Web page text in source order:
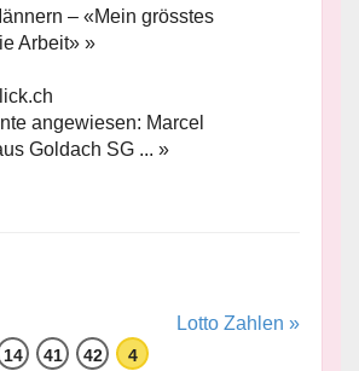
– «Mein grösstes
Arbeit» »
angewiesen: Marcel
Goldach SG ... »
Lotto Zahlen »
14 41 42 4